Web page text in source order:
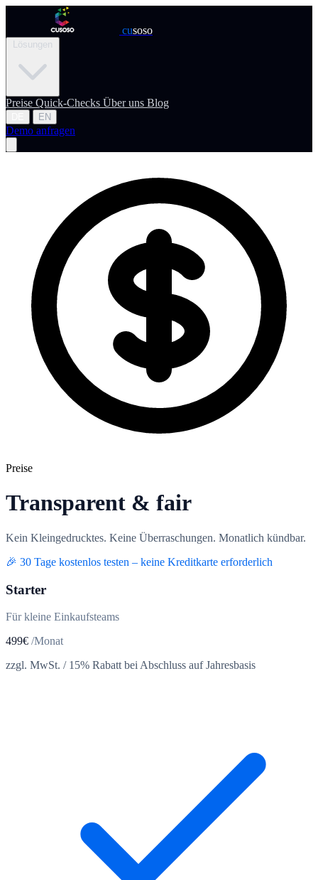
cusoso
Lösungen
Preise Quick-Checks Über uns Blog
EN
Demo anfragen
Preise
Transparent & fair
Kein Kleingedrucktes. Keine Überraschungen. Monatlich kündbar.
🎉 30 Tage kostenlos testen – keine Kreditkarte erforderlich
Starter
Für kleine Einkaufsteams
499€ /Monat
zzgl. MwSt. / 15% Rabatt bei Abschluss auf Jahresbasis